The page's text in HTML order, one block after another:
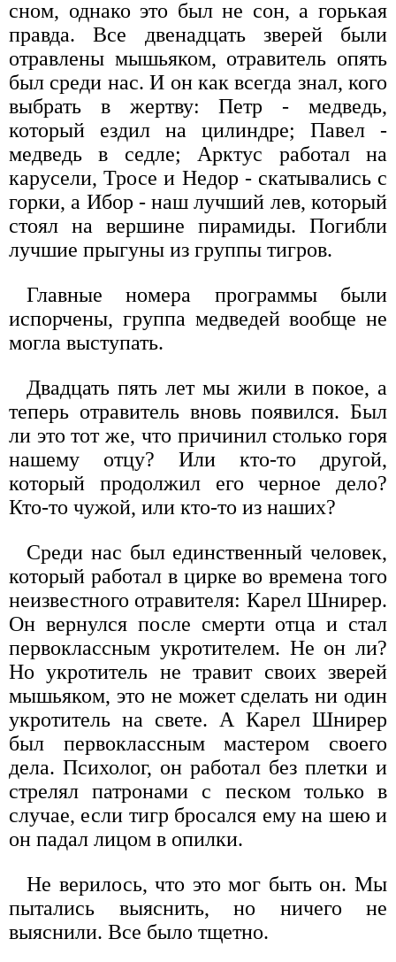
сном, однако это был не сон, а горькая
правда. Все двенадцать зверей были
отравлены мышьяком, отравитель опять
был среди нас. И он как всегда знал, кого
выбрать в жертву: Петр - медведь,
который ездил на цилиндре; Павел -
медведь в седле; Арктус работал на
карусели, Тросе и Недор - скатывались с
горки, а Ибор - наш лучший лев, который
стоял на вершине пирамиды. Погибли
лучшие прыгуны из группы тигров.
Главные номера программы были
испорчены, группа медведей вообще не
могла выступать.
Двадцать пять лет мы жили в покое, а
теперь отравитель вновь появился. Был
ли это тот же, что причинил столько горя
нашему отцу? Или кто-то другой,
который продолжил его черное дело?
Кто-то чужой, или кто-то из наших?
Среди нас был единственный человек,
который работал в цирке во времена того
неизвестного отравителя: Карел Шнирер.
Он вернулся после смерти отца и стал
первоклассным укротителем. Не он ли?
Но укротитель не травит своих зверей
мышьяком, это не может сделать ни один
укротитель на свете. А Карел Шнирер
был первоклассным мастером своего
дела. Психолог, он работал без плетки и
стрелял патронами с песком только в
случае, если тигр бросался ему на шею и
он падал лицом в опилки.
Не верилось, что это мог быть он. Мы
пытались выяснить, но ничего не
выяснили. Все было тщетно.